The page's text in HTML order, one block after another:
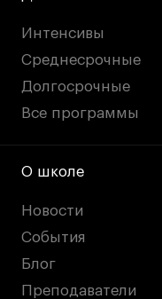
Интенсивы
Среднесрочные
Долгосрочные
Все программы
О школе
Новости
События
Блог
Преподаватели